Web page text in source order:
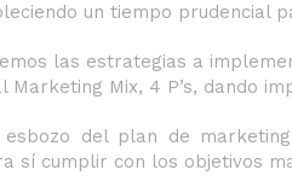
un tiempo prudencial
las estrategias a
Marketing Mix, 4 P’s, dando
esbozo del plan de
sí cumplir con los objetivos